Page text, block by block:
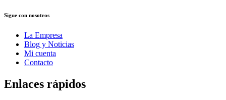
Sigue con nosotros
La Empresa
Blog y Noticias
Mi cuenta
Contacto
Enlaces rápidos